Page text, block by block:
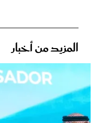
المزيد من أخبار